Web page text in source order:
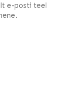
e-posti teel